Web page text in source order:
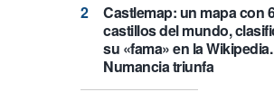
Castlemap: un mapa con
castillos del mundo,
su «fama» en la Wikipedia.
Numancia triunfa